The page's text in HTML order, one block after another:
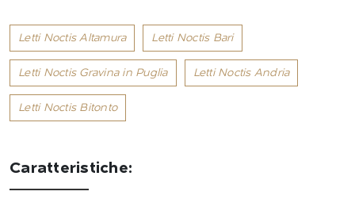
Letti Noctis Altamura Letti Noctis Bari
Letti Noctis Gravina in Puglia Letti Noctis Andria
Letti Noctis Bitonto
Caratteristiche: